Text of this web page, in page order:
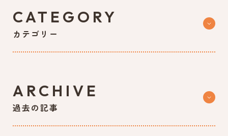
CATEGORY
カテゴリー
ARCHIVE
過去の記事